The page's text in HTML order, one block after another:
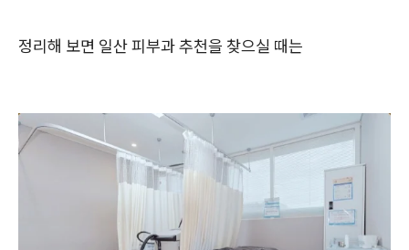
정리해 보면 일산 피부과 추천을 찾으실 때는